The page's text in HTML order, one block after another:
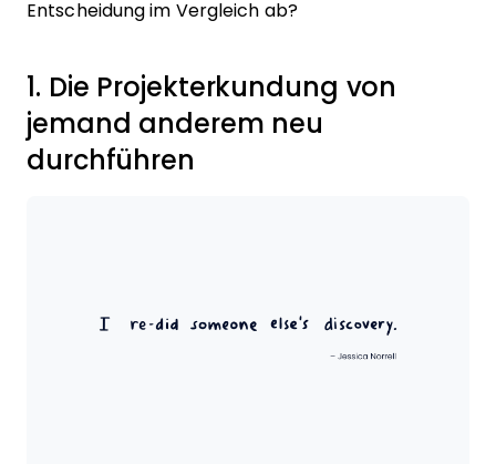
Entscheidung im Vergleich ab?
1. Die Projekterkundung von
jemand anderem neu
durchführen